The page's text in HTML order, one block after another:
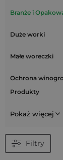
Branże i
Duże worki
Małe woreczki
Ochrona
Produkty
Pokaż więcej
Filtry